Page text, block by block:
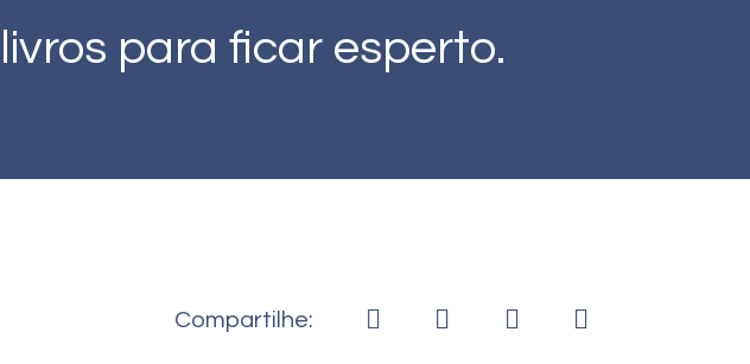
para ficar esperto.
Compartilhe: